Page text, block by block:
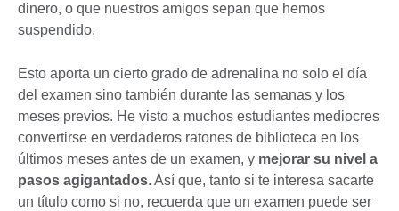
dinero, o que nuestros amigos sepan que hemos
suspendido.
Esto aporta un cierto grado de adrenalina no solo el día
del examen sino también durante las semanas y los
meses previos. He visto a muchos estudiantes mediocres
convertirse en verdaderos ratones de biblioteca en los
últimos meses antes de un examen, y mejorar su nivel a
pasos agigantados. Así que, tanto si te interesa sacarte
un título como si no, recuerda que un examen puede ser